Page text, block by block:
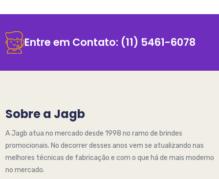
Entre em Contato: (11) 5461-6078
Sobre a Jagb
A Jagb atua no mercado desde 1998 no ramo de brindes
promocionais. No decorrer desses anos vem se atualizando nas
melhores técnicas de fabricação e com o que há de mais moderno
no mercado.